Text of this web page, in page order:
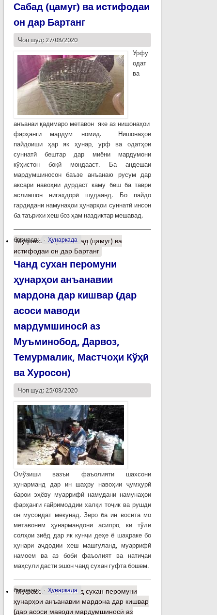
Сабад (цамуг) ва истифодаи
он дар Бартанг
Чоп шуд: 27/08/2020
Урфу
одат
ва
анъанаи қадимаро метавон яке аз нишонаҳои
фарҳанги мардум номид. Нишонаҳои
пайдоиши ҳар як ҳунар, урф ва одатҳои
суннатӣ бештар дар миёни мардумони
кўҳистон боқӣ мондааст. Ба андешаи
мардумшиносон баъзе анъанаю русум дар
аксари навоҳии дурдаст каму беш ба таври
аслиашон нигаҳдорӣ шудаанд. Бо пайдо
гардидани намунаҳои ҳунарҳои суннатӣ инсон
ба таърихи хеш боз ҳам наздиктар мешавад.
барчасп: Ҳунаркада
Муфассалтаро Сабад (цамуг) ва
истифодаи он дар Бартанг
Чанд сухан перомуни
ҳунарҳои анъанавии
мардона дар кишвар (дар
асоси маводи
мардумшиносӣ аз
Муъминобод, Дарвоз,
Темурмалик, Мастчоҳи Кўҳӣ
ва Хуросон)
Чоп шуд: 25/08/2020
Омўзиши вазъи фаъолияти шахсони
ҳунарманд дар ин шаҳру навоҳии ҷумҳурӣ
барои эҳёву муаррифӣ намудани намунаҳои
фарҳанги ғайримоддии халқи тоҷик ва рушди
он мусоидат мекунад. Зеро ба ин восита мо
метавонем ҳунармандони асилро, ки тўли
солҳои зиёд дар як кунҷи деҳе ё шаҳраке бо
ҳунари аҷдодии хеш машғуланд, муаррифӣ
намоем ва аз боби фаъолият ва натиҷаи
маҳсули дасти эшон чанд сухан гуфта бошем.
барчасп: Ҳунаркада
Муфассалтаро Чанд сухан перомуни
ҳунарҳои анъанавии мардона дар кишвар
(дар асоси маводи мардумшиносӣ аз